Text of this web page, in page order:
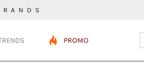
PROMO